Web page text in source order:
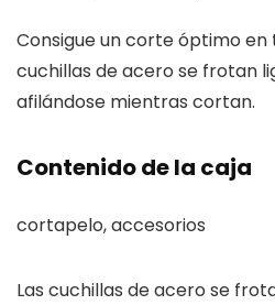
Consigue un corte óptimo en
cuchillas de acero se frotan
afilándose mientras cortan.
Contenido de la caja
cortapelo, accesorios
Las cuchillas de acero se